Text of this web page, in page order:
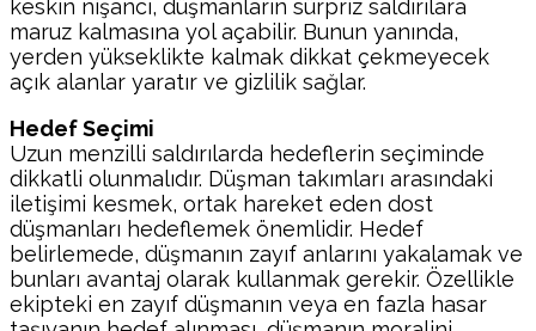
keskin nişancı, düşmanların sürpriz saldırılara
maruz kalmasına yol açabilir. Bunun yanında,
yerden yükseklikte kalmak dikkat çekmeyecek
açık alanlar yaratır ve gizlilik sağlar.
Hedef Seçimi
Uzun menzilli saldırılarda hedeflerin seçiminde
dikkatli olunmalıdır. Düşman takımları arasındaki
iletişimi kesmek, ortak hareket eden dost
düşmanları hedeflemek önemlidir. Hedef
belirlemede, düşmanın zayıf anlarını yakalamak ve
bunları avantaj olarak kullanmak gerekir. Özellikle
ekipteki en zayıf düşmanın veya en fazla hasar